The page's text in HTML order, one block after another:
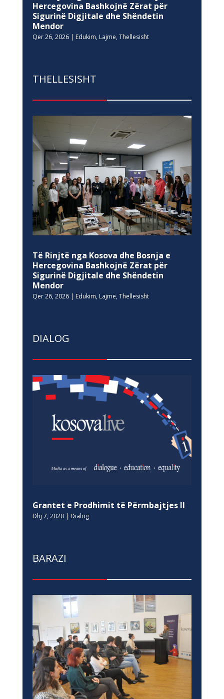
Hercegovina Bashkojnë Zërat për
Sigurinë Digjitale dhe Shëndetin
Mendor
Qer 26, 2026| Edukim, Lajme, Thellesisht
THELLESISHT
Të Rinjtë nga Kosova dhe Bosnja e
Hercegovina Bashkojnë Zërat për
Sigurinë Digjitale dhe Shëndetin
Mendor
Qer 26, 2026| Edukim, Lajme, Thellesisht
DIALOG
Grantet e Prodhimit të Përmbajtjes II
Dhj 7, 2020| Dialog
BARAZI